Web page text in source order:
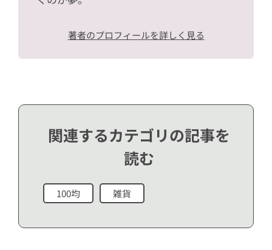
著者のプロフィールを詳しく見る
関連するカテゴリの記事を
読む
100均 雑貨